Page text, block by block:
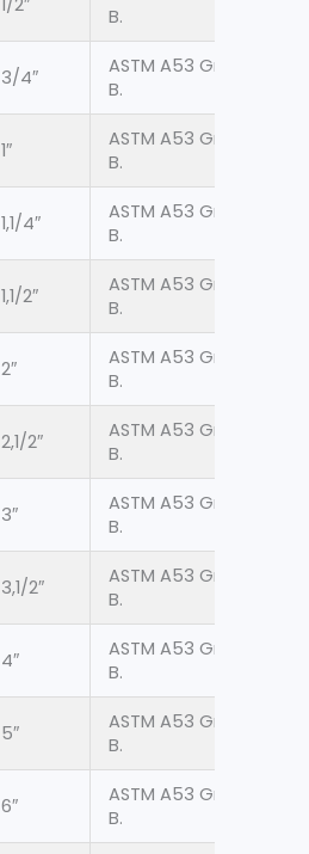
1/2″
B.
3/4″
ASTM A53 Gr.
B.
1″
ASTM A53 Gr.
B.
1,1/4″
ASTM A53 Gr.
B.
1,1/2″
ASTM A53 Gr.
B.
2″
ASTM A53 Gr.
B.
2,1/2″
ASTM A53 Gr.
B.
3″
ASTM A53 Gr.
B.
3,1/2″
ASTM A53 Gr.
B.
4″
ASTM A53 Gr.
B.
5″
ASTM A53 Gr.
B.
6″
ASTM A53 Gr.
B.